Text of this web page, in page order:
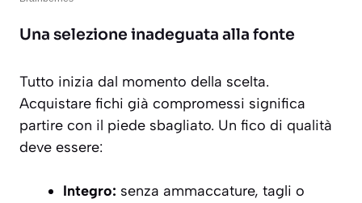
Una selezione inadeguata alla fonte
Tutto inizia dal momento della scelta.
Acquistare fichi già compromessi significa
partire con il piede sbagliato. Un fico di qualità
deve essere:
Integro: senza ammaccature, tagli o